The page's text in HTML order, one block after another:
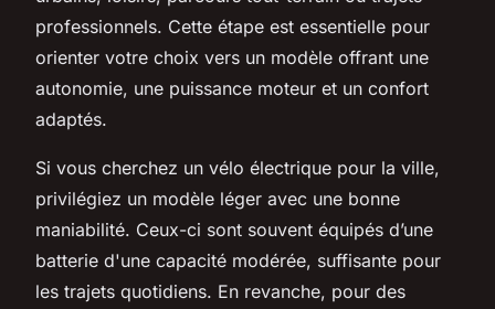
professionnels. Cette étape est essentielle pour
orienter votre choix vers un modèle offrant une
autonomie, une puissance moteur et un confort
adaptés.
Si vous cherchez un vélo électrique pour la ville,
privilégiez un modèle léger avec une bonne
maniabilité. Ceux-ci sont souvent équipés d’une
batterie d'une capacité modérée, suffisante pour
les trajets quotidiens. En revanche, pour des